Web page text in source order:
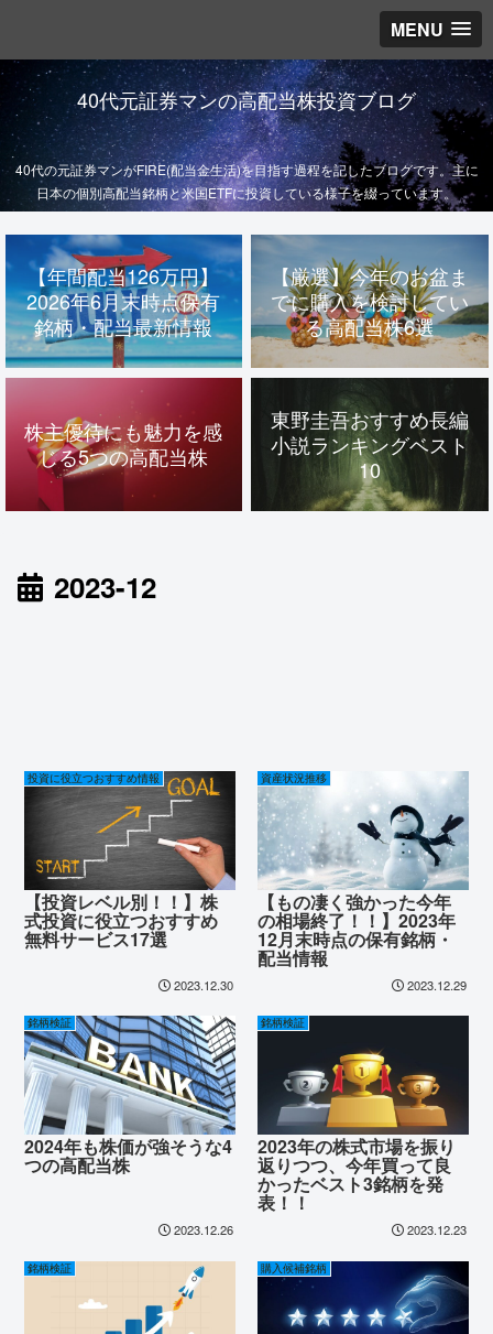
MENU
40代元証券マンの高配当株投資ブログ
40代の元証券マンがFIRE(配当金生活)を目指す過程を記したブログです。主に
日本の個別高配当銘柄と米国ETFに投資している様子を綴っています。
【年間配当126万円】
2026年6月末時点保有
銘柄・配当最新情報
【厳選】今年のお盆ま
でに購入を検討してい
る高配当株6選
株主優待にも魅力を感
じる5つの高配当株
東野圭吾おすすめ長編
小説ランキングベスト
10
2023-12
投資に役立つおすすめ情報
【投資レベル別！！】株
式投資に役立つおすすめ
無料サービス17選
2023.12.30
資産状況推移
【もの凄く強かった今年
の相場終了！！】2023年
12月末時点の保有銘柄・
配当情報
2023.12.29
銘柄検証
2024年も株価が強そうな4
つの高配当株
2023.12.26
銘柄検証
2023年の株式市場を振り
返りつつ、今年買って良
かったベスト3銘柄を発
表！！
2023.12.23
銘柄検証 購入候補銘柄